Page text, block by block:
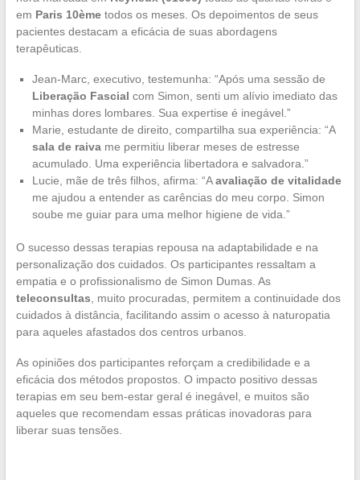
em Paris 10èmetodos os meses. Os depoimentos de seus
pacientes destacam a eficácia de suas abordagens
terapêuticas.
Jean-Marc, executivo, testemunha: “Após uma sessão de
Liberação Fascial com Simon, senti um alívio imediato das
minhas dores lombares. Sua expertise é inegável.”
Marie, estudante de direito, compartilha sua experiência: “A
sala de raivame permitiu liberar meses de estresse
acumulado. Uma experiência libertadora e salvadora.”
Lucie, mãe de três filhos, afirma: “Aavaliação de vitalidade
me ajudou a entender as carências do meu corpo. Simon
soube me guiar para uma melhor higiene de vida.”
O sucesso dessas terapias repousa na adaptabilidade e na
personalização dos cuidados. Os participantes ressaltam a
empatia e o profissionalismo de Simon Dumas. As
teleconsultas, muito procuradas, permitem a continuidade dos
cuidados à distância, facilitando assim o acesso à naturopatia
para aqueles afastados dos centros urbanos.
As opiniões dos participantes reforçam a credibilidade e a
eficácia dos métodos propostos. O impacto positivo dessas
terapias em seu bem-estar geral é inegável, e muitos são
aqueles que recomendam essas práticas inovadoras para
liberar suas tensões.